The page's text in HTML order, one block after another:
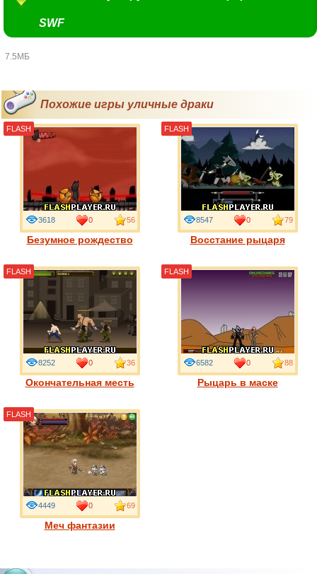
SWF
7.5МБ
Похожие игры уличные драки
Безумное рождество
3618 0 56
FLASH
Восстание рыцаря
8547 0 79
FLASH
Окончательная месть
8252 0 36
FLASH
Рыцарь в маске
6582 0 88
FLASH
Меч фантазии
4449 0 69
FLASH